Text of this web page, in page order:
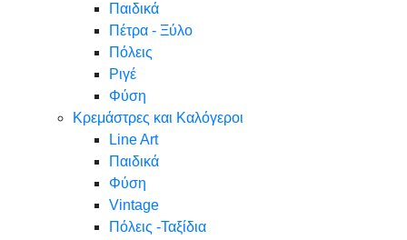
Παιδικά
Πέτρα - Ξύλο
Πόλεις
Ριγέ
Φύση
Κρεμάστρες και Καλόγεροι
Line Art
Παιδικά
Φύση
Vintage
Πόλεις -Ταξίδια